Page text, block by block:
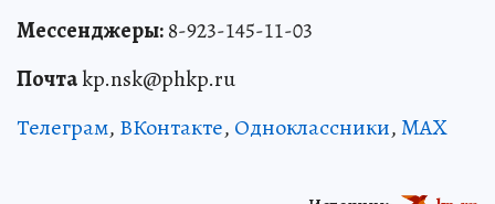
Мессенджеры:8-923-145-11-03
Почтаkp.nsk@phkp.ru
Телеграм, ВКонтакте, Одноклассники,MAX